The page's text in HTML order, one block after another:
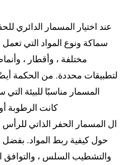
عند اختيار المسمار الدائري
سماكة ونوع المواد التي تعمل
مختلفة ، وأقطار ،
لتطبيقات محددة. من الحكمة
المسمار مناسبًا للبيئة
كانت الرطوبة
ال المسمار الحفر الذاتي للرأس
حول كيفية ربط المواد. بفضل
والتشطيب السلس ، والتوافق